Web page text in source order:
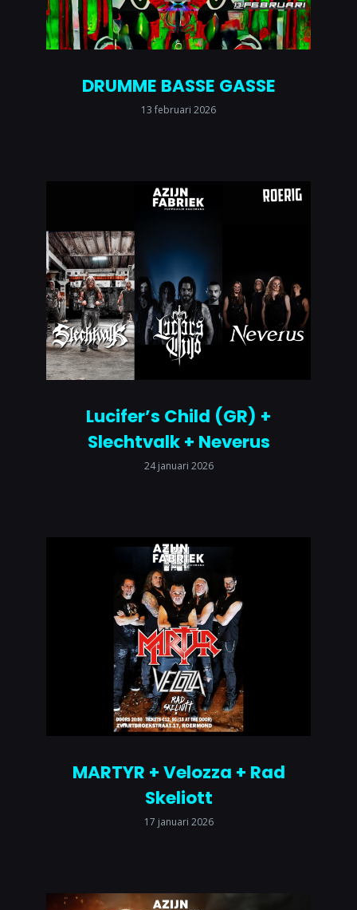
DRUMME BASSE GASSE
13 februari 2026
Lucifer’s Child (GR) +
Slechtvalk + Neverus
24 januari 2026
MARTYR + Velozza + Rad
Skeliott
17 januari 2026